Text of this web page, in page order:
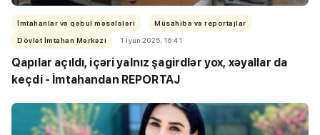
İmtahanlar və qəbul məsələləri
Müsahibə və reportajlar
Dövlət İmtahan Mərkəzi
1 İyun 2025, 16:41
Qapılar açıldı, içəri yalnız şagirdlər yox, xəyallar da
keçdi - İmtahandan REPORTAJ